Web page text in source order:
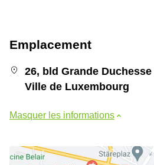
Emplacement
26, bld Grande
Ville de Luxembourg
Masquer les informations